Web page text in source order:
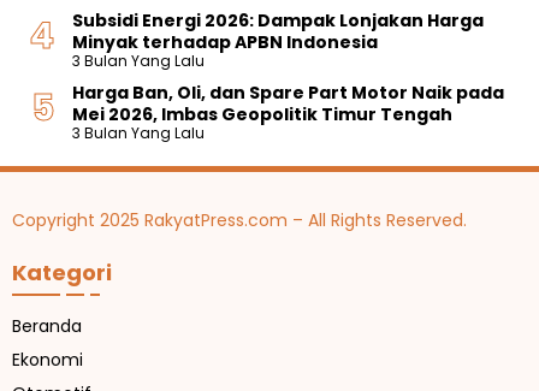
Subsidi Energi 2026: Dampak Lonjakan Harga
Minyak terhadap APBN Indonesia
3 Bulan Yang Lalu
Harga Ban, Oli, dan Spare Part Motor Naik pada
Mei 2026, Imbas Geopolitik Timur Tengah
3 Bulan Yang Lalu
Copyright 2025 RakyatPress.com – All Rights Reserved.
Kategori
Beranda
Ekonomi